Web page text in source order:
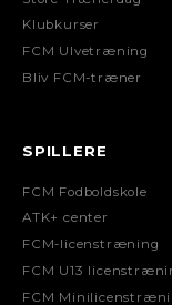
Klubkurser
FCM Ulvetræning
Bliv FCM-træner
SPILLERE
FCM Fodboldskole
ATK+ center
FCM-licenstræning
FCM U13
FCM